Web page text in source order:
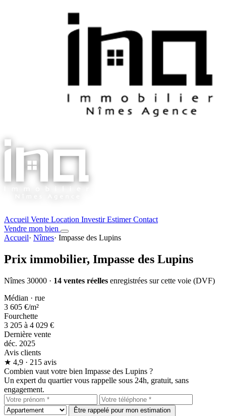
Accueil Vente Location InvestirEstimerContact
Vendre mon bien
Accueil· Nîmes· Impasse des Lupins
Prix immobilier, Impasse des Lupins
Nîmes 30000 · 14 ventes réelles enregistrées sur cette voie (DVF)
Médian · rue
3 605 €/m²
Fourchette
3 205 à 4 029 €
Dernière vente
déc. 2025
Avis clients
★ 4,9 · 215 avis
Combien vaut votre bien Impasse des Lupins ?
Un expert du quartier vous rappelle sous 24h, gratuit, sans
engagement.
Être rappelé pour mon estimation